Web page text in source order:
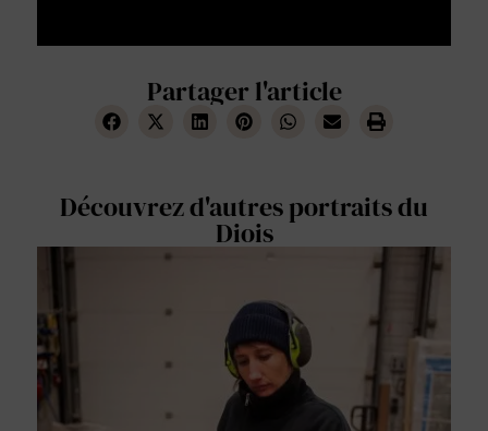
Partager l'article
Découvrez d'autres portraits du
Diois